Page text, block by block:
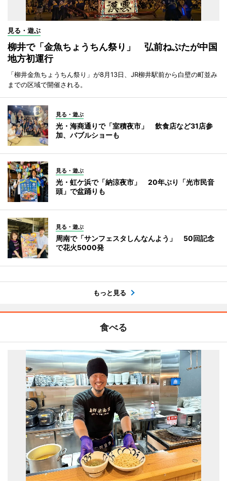
見る・遊ぶ
柳井で「金魚ちょうちん祭り」 弘前ねぷたが中国
地方初運行
「柳井金魚ちょうちん祭り」が8月13日、JR柳井駅前から白壁の町並み
までの区域で開催される。
見る・遊ぶ
光・海商通りで「室積夜市」 飲食店など31店参
加、バブルショーも
見る・遊ぶ
光・虹ケ浜で「納涼夜市」 20年ぶり「光市民音
頭」で盆踊りも
見る・遊ぶ
周南で「サンフェスタしんなんよう」 50回記念
で花火5000発
もっと見る
食べる